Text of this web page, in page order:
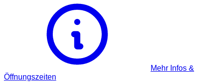
Mehr Infos &
Öffnungszeiten